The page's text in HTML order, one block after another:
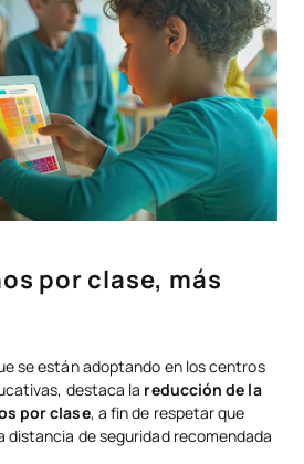
por clase, más
se están adoptando en los centros
destaca la reducción de la
por clase, a fin de respetar que
distancia de seguridad recomendada